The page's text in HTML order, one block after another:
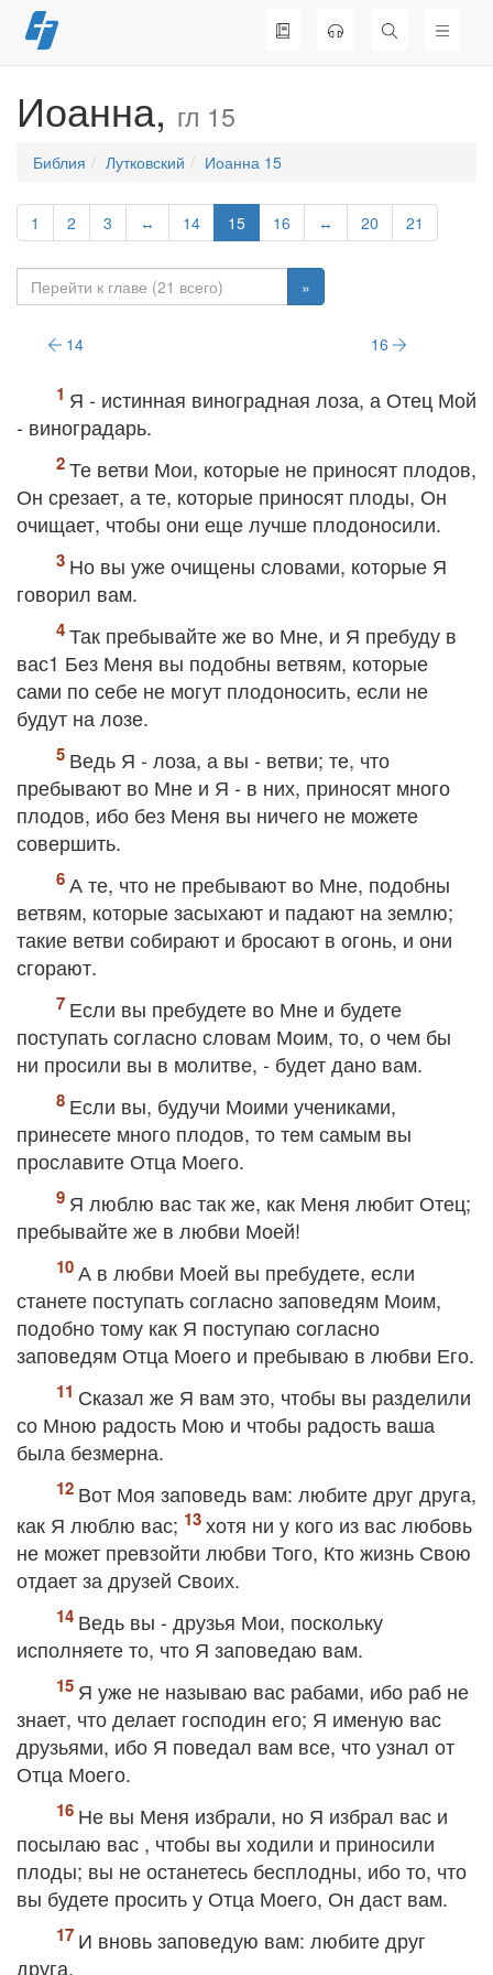
Перейти
к
Иоанна, гл 15
Библия Лутковский Иоанна 15
1 2 3 ↔ 14 15 16 ↔ 20 21
»
14 16
Я - истинная виноградная лоза, а Отец Мой
- виноградарь.
Те ветви Мои, которые не приносят плодов,
Он срезает, а те, которые приносят плоды, Он
очищает, чтобы они еще лучше плодоносили.
Но вы уже очищены словами, которые Я
говорил вам.
Так пребывайте же во Мне, и Я пребуду в
вас1 Без Меня вы подобны ветвям, которые
сами по себе не могут плодоносить, если не
будут на лозе.
Ведь Я - лоза, а вы - ветви; те, что
пребывают во Мне и Я - в них, приносят много
плодов, ибо без Меня вы ничего не можете
совершить.
А те, что не пребывают во Мне, подобны
ветвям, которые засыхают и падают на землю;
такие ветви собирают и бросают в огонь, и они
сгорают.
Если вы пребудете во Мне и будете
поступать согласно словам Моим, то, о чем бы
ни просили вы в молитве, - будет дано вам.
Если вы, будучи Моими учениками,
принесете много плодов, то тем самым вы
прославите Отца Моего.
Я люблю вас так же, как Меня любит Отец;
пребывайте же в любви Моей!
А в любви Моей вы пребудете, если
станете поступать согласно заповедям Моим,
подобно тому как Я поступаю согласно
заповедям Отца Моего и пребываю в любви Его.
Сказал же Я вам это, чтобы вы разделили
со Мною радость Мою и чтобы радость ваша
была безмерна.
Вот Моя заповедь вам: любите друг друга,
как Я люблю вас;
хотя ни у кого из вас любовь
не может превзойти любви Того, Кто жизнь Свою
отдает за друзей Своих.
Ведь вы - друзья Мои, поскольку
исполняете то, что Я заповедаю вам.
Я уже не называю вас рабами, ибо раб не
знает, что делает господин его; Я именую вас
друзьями, ибо Я поведал вам все, что узнал от
Отца Моего.
Не вы Меня избрали, но Я избрал вас и
посылаю вас , чтобы вы ходили и приносили
плоды; вы не останетесь бесплодны, ибо то, что
вы будете просить у Отца Моего, Он даст вам.
И вновь заповедую вам: любите друг
друга.